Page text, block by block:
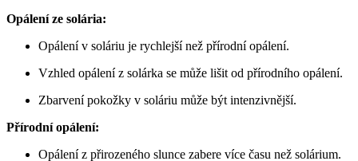
Opálení ze solária:
Opálení v soláriu je rychlejší než přírodní opálení.
Vzhled opálení z solárka se může lišit od přírodního opálení.
Zbarvení pokožky v soláriu může být intenzivnější.
Přírodní opálení:
Opálení z přirozeného slunce zabere více času než solárium.